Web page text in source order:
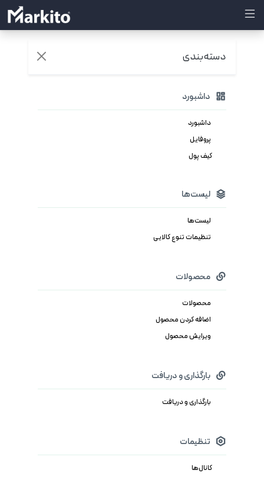
دسته‌بندی
داشبورد
داشبورد
پروفایل
کیف پول
لیست‌ها
لیست‌ها
تنظیمات تنوع کالایی
محصولات
محصولات
اضافه کردن محصول
ویرایش محصول
بارگذاری و دریافت
بارگذاری و دریافت
تنظیمات
کانال‌ها